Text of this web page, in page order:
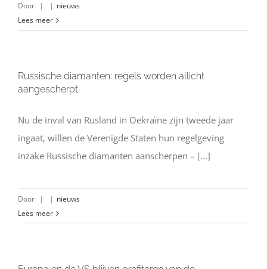
Door | | nieuws
Lees meer
Russische diamanten: regels worden allicht
aangescherpt
Nu de inval van Rusland in Oekraïne zijn tweede jaar
ingaat, willen de Verenigde Staten hun regelgeving
inzake Russische diamanten aanscherpen – [...]
Door | | nieuws
Lees meer